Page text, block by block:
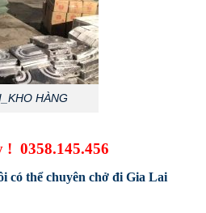
HÀNG
! 0358.145.456
có thể chuyên chở đi Gia Lai